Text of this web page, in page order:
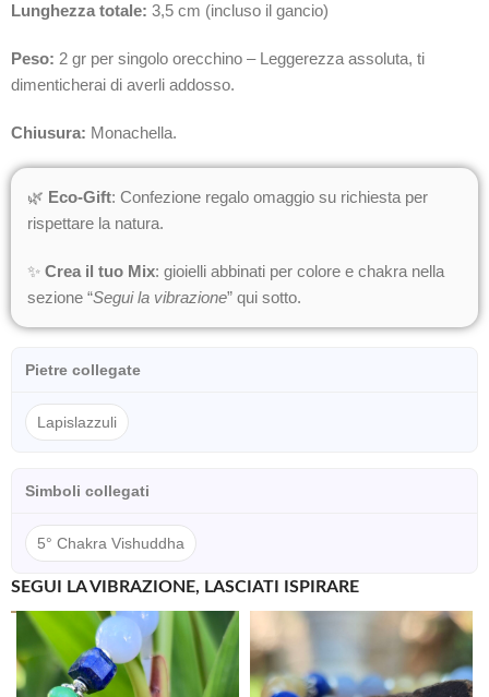
Lunghezza totale: 3,5 cm (incluso il gancio)
Peso: 2 gr per singolo orecchino – Leggerezza assoluta, ti
dimenticherai di averli addosso.
Chiusura: Monachella.
🌿 Eco-Gift: Confezione regalo omaggio su richiesta per
rispettare la natura.
✨ Crea il tuo Mix: gioielli abbinati per colore e chakra nella
sezione “Segui la vibrazione” qui sotto.
Pietre collegate
Lapislazzuli
Simboli collegati
5° Chakra Vishuddha
SEGUI LA VIBRAZIONE, LASCIATI ISPIRARE